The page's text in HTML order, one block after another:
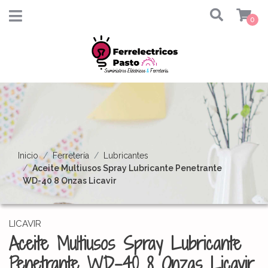
0
Inicio Ferretería
Lubricantes
Aceite Multiusos Spray Lubricante Penetrante
WD-40 8 Onzas Licavir
LICAVIR
Aceite Multiusos Spray Lubricante